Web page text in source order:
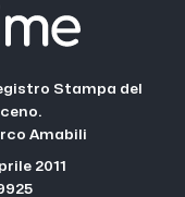
Stampa del
Amabili
2011